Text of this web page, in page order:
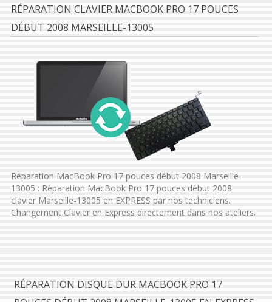
RÉPARATION CLAVIER MACBOOK PRO 17 POUCES
DÉBUT 2008 MARSEILLE-13005
Réparation MacBook Pro 17 pouces début 2008 Marseille-
13005 : Réparation MacBook Pro 17 pouces début 2008
clavier Marseille-13005 en EXPRESS par nos techniciens.
Changement Clavier en Express directement dans nos ateliers.
RÉPARATION DISQUE DUR MACBOOK PRO 17